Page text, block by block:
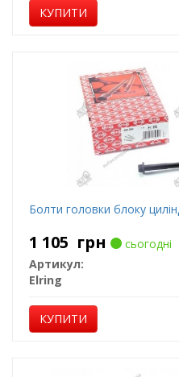
КУПИТИ
Болти головки блоку
1 105 грн
сьогодні
Артикул:
Elring
КУПИТИ